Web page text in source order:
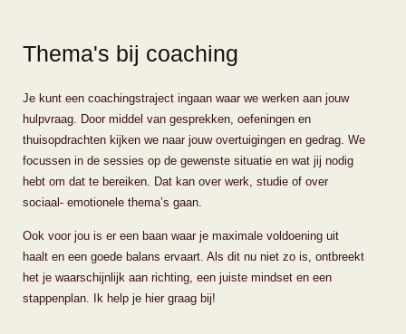
Thema's bij coaching
Je kunt een coachingstraject ingaan waar we werken aan jouw
hulpvraag. Door middel van gesprekken, oefeningen en
thuisopdrachten kijken we naar jouw overtuigingen en gedrag. We
focussen in de sessies op de gewenste situatie en wat jij nodig
hebt om dat te bereiken. Dat kan over werk, studie of over
sociaal- emotionele thema’s gaan.
Ook voor jou is er een baan waar je maximale voldoening uit
haalt en een goede balans ervaart. Als dit nu niet zo is, ontbreekt
het je waarschijnlijk aan richting, een juiste mindset en een
stappenplan. Ik help je hier graag bij!